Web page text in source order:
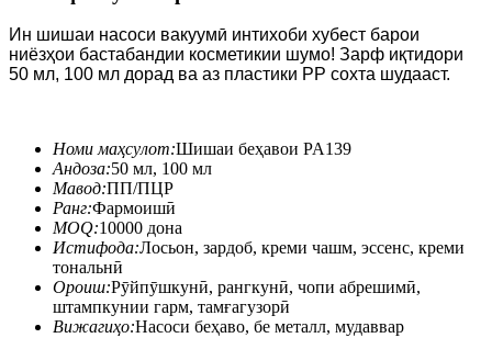
Ин шишаи насоси вакуумӣ интихоби хубест барои
ниёзҳои бастабандии косметикии шумо! Зарф иқтидори
50 мл, 100 мл дорад ва аз пластики PP сохта шудааст.
Номи маҳсулот:Шишаи беҳавои PA139
Андоза:50 мл, 100 мл
Мавод:ПП/ПЦР
Ранг:Фармоишӣ
MOQ:10000 дона
Истифода:Лосьон, зардоб, креми чашм, эссенс, креми
тональнӣ
Ороиш:Рӯйпӯшкунӣ, рангкунӣ, чопи абрешимӣ,
штампкунии гарм, тамғагузорӣ
Вижагиҳо:Насоси беҳаво, бе металл, мудаввар